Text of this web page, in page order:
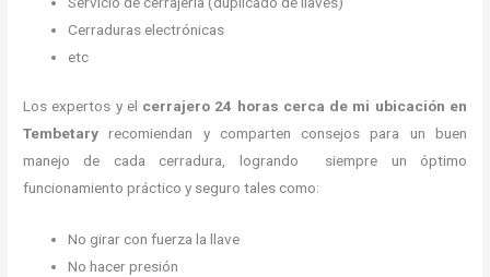
Cerraduras electrónicas
etc
Los expertos y el cerrajero 24 horas cerca de mi ubicación en
Tembetary recomiendan y
comparten consejos para un buen
manejo de cada cerradura, logrando siempre un óptimo
funcionamiento práctico y seguro tales como:
No girar con fuerza la llave
No hacer presión